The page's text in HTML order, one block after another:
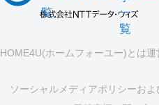
覧
一
覧
HOME4U(ホームフォーユー)とは運
ソーシャルメディアポリシーお